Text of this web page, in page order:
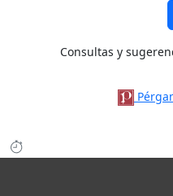
Consultas y